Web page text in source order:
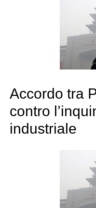
Accordo tra
contro
industriale